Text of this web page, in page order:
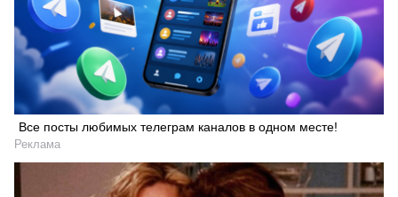
Все посты любимых телеграм каналов в одном месте!
Реклама